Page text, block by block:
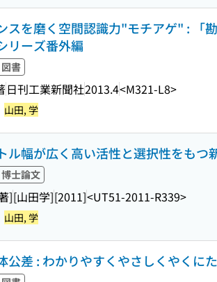
スを磨く空間認識力"モチアゲ" : 「
リーズ番外編
図書
日刊工業新聞社2013.4<M321-L8>
山田, 学
ル幅が広く高い活性と選択性をも
博士論文
][山田学][2011]<UT51-2011-R339>
山田, 学
公差 : わかりやすくやさしくやくに